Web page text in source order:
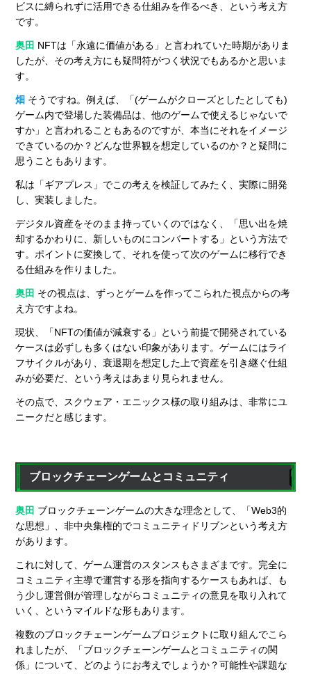
ビスに縛られずに活用できる仕組みを作るべき、という考え方
です。
奥田 NFTは「永遠に価値がある」と言われていた時期がありま
したが、その考え方にも疑問符がつく状況でもあるかと思いま
す。
畑 そうですね。例えば、「(ゲームがクローズとしたとしても)
ゲーム内で登場した装備品は、他のゲームで使えるじゃないで
すか」と言われることもあるのですが、本当にそれをイメージ
できているのか？どんな世界観を想定しているのか？と疑問に
思うこともあります。
私は「ギアプレス」でこの考えを検証してみたく、実際に開発
し、実装しました。
デジタル資産をそのまま持っていくのではなく、「思い出を焼
却するかわりに、新しいものにコンバートする」という方法で
す。ポイントに変換して、それを使って次のゲームに移行でき
る仕組みを作りました。
奥田 その視点は、ずっとゲームを作ってこられた視点からの考
え方ですよね。
現状、「NFTの価値が減衰する」という前提で開発されている
ケースは必ずしも多くはない印象があります。ゲームにはライ
フサイクルがあり、衰退期を想定した上で資産を引き継ぐ仕組
みが必要だ、という考えはあまり見られません。
その点で、スクウェア・エニックス様の取り組みは、非常にユ
ニークだと感じます。
ブロックチェーンゲームとコミュニティ
奥田 ブロックチェーンゲームの大きな理念として、「Web3的
な思想」、非中央集権的でコミュニティドリブンという考え方
があります。
これに対して、ゲーム運営のスタンスもさまざまです。完全に
コミュニティ主導で運営する形を指向するケースもあれば、も
う少し運営側が管理しながらコミュニティの意見を取り入れて
いく、というマイルドな形もあります。
複数のブロックチェーンゲームプロジェクトに取り組んでこら
れましたが、「ブロックチェーンゲームとコミュニティの関
係」について、どのようにお考えでしょうか？可能性や課題な